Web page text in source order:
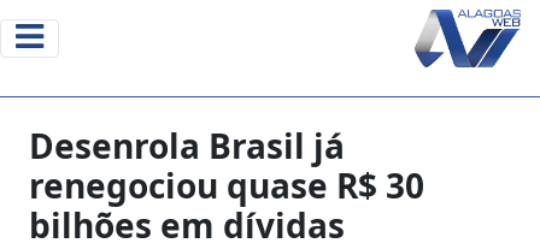
Desenrola Brasil já
renegociou quase R$ 30
bilhões em dívidas